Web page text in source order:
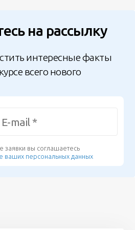
на рассылку
интересные факты
всего нового
заявки вы соглашаетесь
ваших персональных данных